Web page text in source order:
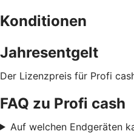
Konditionen
Jahresentgelt
Der Lizenzpreis für Profi
FAQ zu Profi cash
Auf welchen Endgeräten